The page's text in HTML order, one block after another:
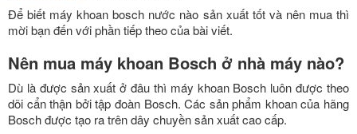
Để biết máy khoan bosch nước nào sản xuất tốt và nên mua thì
mời bạn đến với phần tiếp theo của bài viết.
Nên mua máy khoan Bosch ở nhà máy nào?
Dù là được sản xuất ở đâu thì máy khoan Bosch luôn được theo
dõi cẩn thận bởi tập đoàn Bosch. Các sản phẩm khoan của hãng
Bosch được tạo ra trên dây chuyền sản xuất cao cấp.